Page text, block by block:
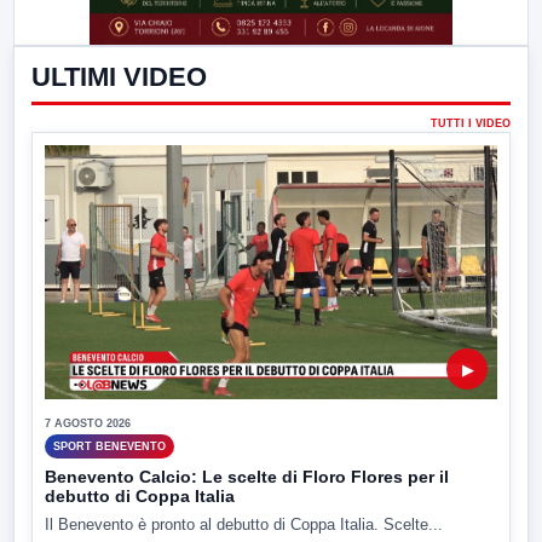
ULTIMI VIDEO
TUTTI I VIDEO
▶
7 AGOSTO 2026
SPORT BENEVENTO
Benevento Calcio: Le scelte di Floro Flores per il
debutto di Coppa Italia
Il Benevento è pronto al debutto di Coppa Italia. Scelte...